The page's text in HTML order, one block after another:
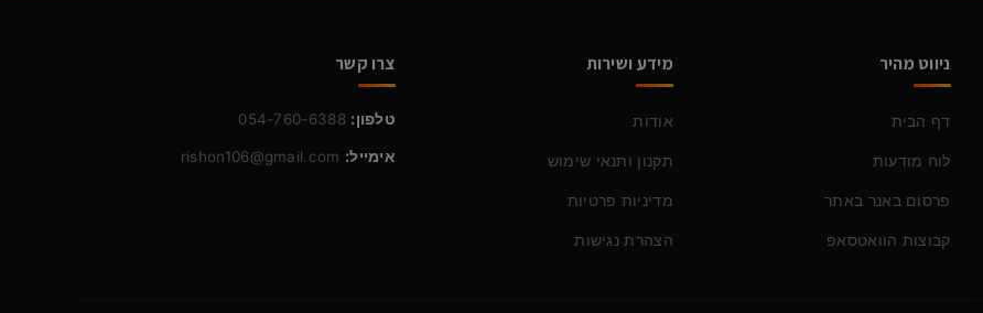
ניווט מהיר
דף הבית
לוח מודעות
פרסום באנר באתר
קבוצות הוואטסאפ
מידע ושירות
אודות
תקנון ותנאי שימוש
מדיניות פרטיות
הצהרת נגישות
צרו קשר
טלפון: 054-760-6388
אימייל: rishon106@gmail.com